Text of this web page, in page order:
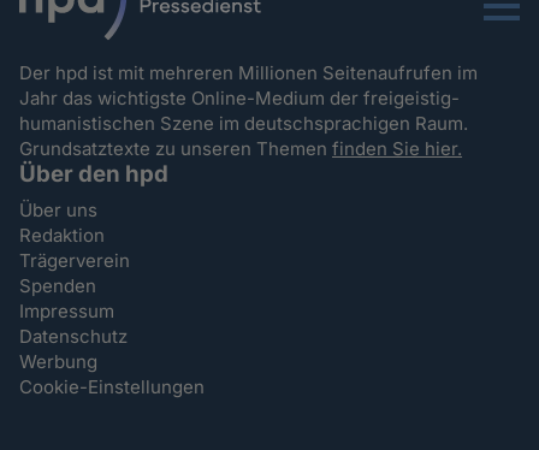
Menu
Der hpd ist mit mehreren Millionen Seitenaufrufen im
Jahr das wichtigste Online-Medium der freigeistig-
humanistischen Szene im deutschsprachigen Raum.
Grundsatztexte zu unseren Themenfinden Sie hier.
Über den hpd
Über uns
Redaktion
Trägerverein
Spenden
Impressum
Datenschutz
Werbung
Cookie-Einstellungen